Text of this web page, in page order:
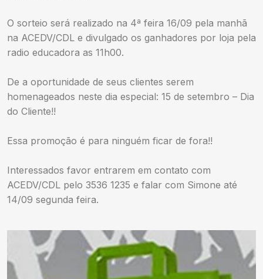
O sorteio será realizado na 4ª feira 16/09 pela manhã
na ACEDV/CDL e divulgado os ganhadores por loja pela
radio educadora as 11h00.
De a oportunidade de seus clientes serem
homenageados neste dia especial: 15 de setembro – Dia
do Cliente!!
Essa promoção é para ninguém ficar de fora!!
Interessados favor entrarem em contato com
ACEDV/CDL pelo 3536 1235 e falar com Simone até
14/09 segunda feira.